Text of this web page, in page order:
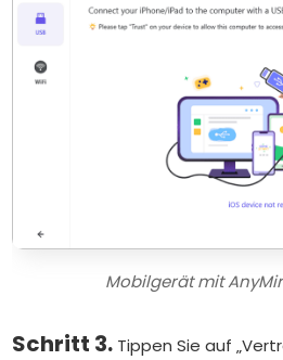
Mobilgerät mit
Schritt 3. Tippen Sie auf